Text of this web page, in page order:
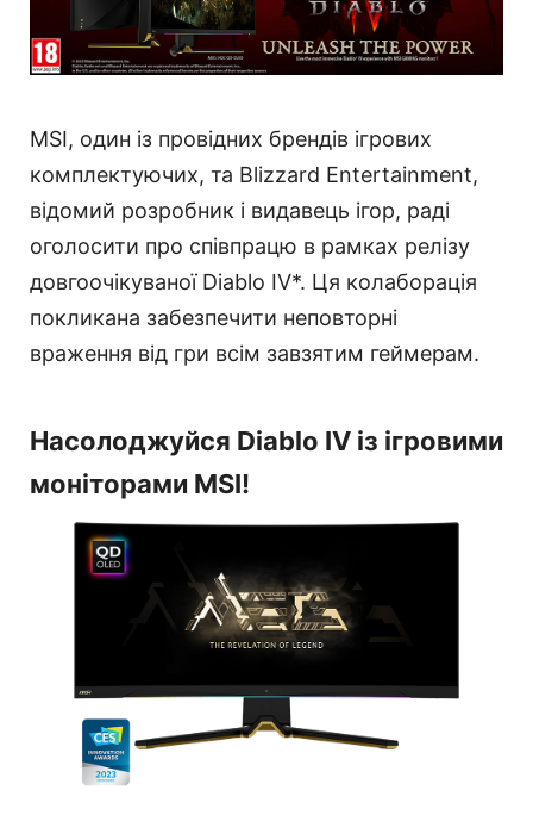
MSI, один із провідних брендів ігрових
комплектуючих, та Blizzard Entertainment,
відомий розробник і видавець ігор, раді
оголосити про співпрацю в рамках релізу
довгоочікуваної Diablo IV*. Ця колаборація
покликана забезпечити неповторні
враження від гри всім завзятим геймерам.
Насолоджуйся Diablo IV із ігровими
моніторами MSI!